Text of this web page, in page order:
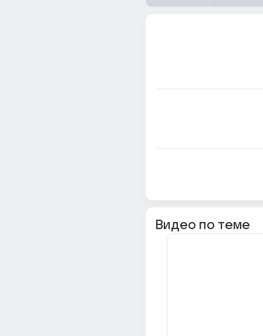
Видео по теме